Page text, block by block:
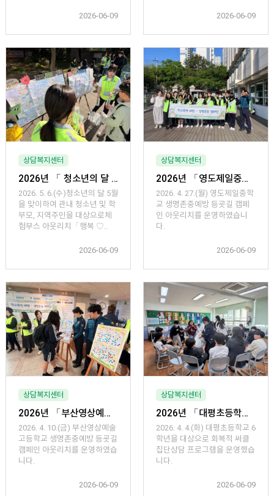
2026-06-09 2026-06-09
상담복지센터
2026년 「 청소년의 달 맞이 체험부스 아웃리치」운영
2026. 5. 6.(수)청소년의 달 5월
을 맞이하여 관내 청소년 및 학
부모, 지역주민을 대상으로체
험부스 아웃리치「행복 ♡..
2026-06-09
상담복지센터
2026년 「영도제일중학교 생명존중·마음돌봄 등굣길 캠페인 아웃리치」 운영
2026. 4. 27.(월) 영도제일중학
교 생명존중예방 등굣길 캠페
인 아웃리치를 운영하였습니
다.
2026-06-09
상담복지센터
2026년 「부산영상예술고등학교 생명존중·마음돌봄 등굣길 캠페인 아웃리치」 운영
2026. 4. 10.(금) 부산영상예술
고등학교 생명존중예방 등굣길
캠페인 아웃리치를 운영하였습
니다.
2026-06-09
상담복지센터
2026년 「대평초등학교 회복적 써클 집단상담 프로그램」 운영
2026. 4. 4.(화) 대평초등학교 6
학년을 대상으로 회복적 써클
집단상담 프로그램을 운영했습
니다.
2026-06-09